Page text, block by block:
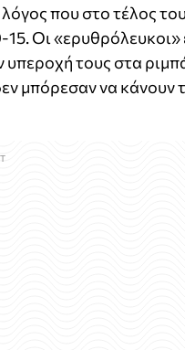
που στο τέλος
Οι «ερυθρόλευκοι»
υπεροχή τους στα
μπόρεσαν να κάνουν